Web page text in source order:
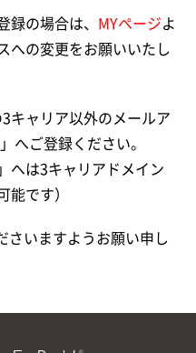
録の場合は、 MYページよ
への変更をお願いいたし
ャリア以外のメールア
へご登録ください。
へは3キャリアドメイン
能です）
いますようお願い申し